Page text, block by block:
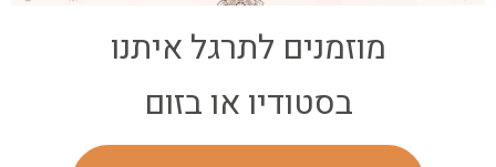
מוזמנים לתרגל איתנו
בסטודיו או בזום